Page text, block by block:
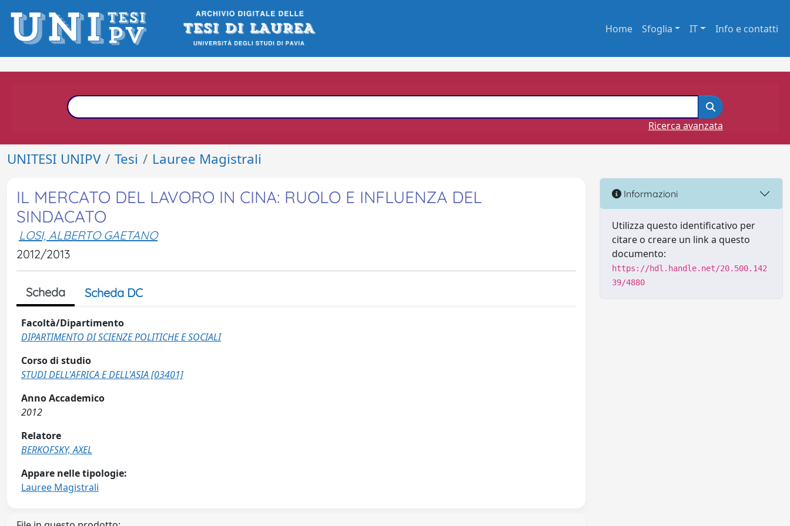
Home Sfoglia IT Info e contatti
Ricerca avanzata
UNITESI UNIPV Tesi Lauree Magistrali
IL MERCATO DEL LAVORO IN CINA: RUOLO E INFLUENZA DEL
SINDACATO
LOSI, ALBERTO GAETANO
2012/2013
Scheda Scheda DC
Facoltà/Dipartimento
DIPARTIMENTO DI SCIENZE POLITICHE E SOCIALI
Corso di studio
STUDI DELL'AFRICA E DELL'ASIA [03401]
Anno Accademico
2012
Relatore
BERKOFSKY, AXEL
Appare nelle tipologie:
Lauree Magistrali
Informazioni
Utilizza questo identificativo per
citare o creare un link a questo
documento:
https://hdl.handle.net/20.500.142
39/4880